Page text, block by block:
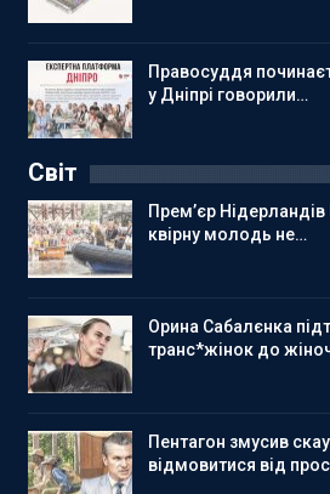
Правосуддя
у Дніпрі говорили…
Світ
Прем’єр
квірну молодь не…
Орина Сабалєнка
транс*жінок до
Пентагон змусив
відмовитися від